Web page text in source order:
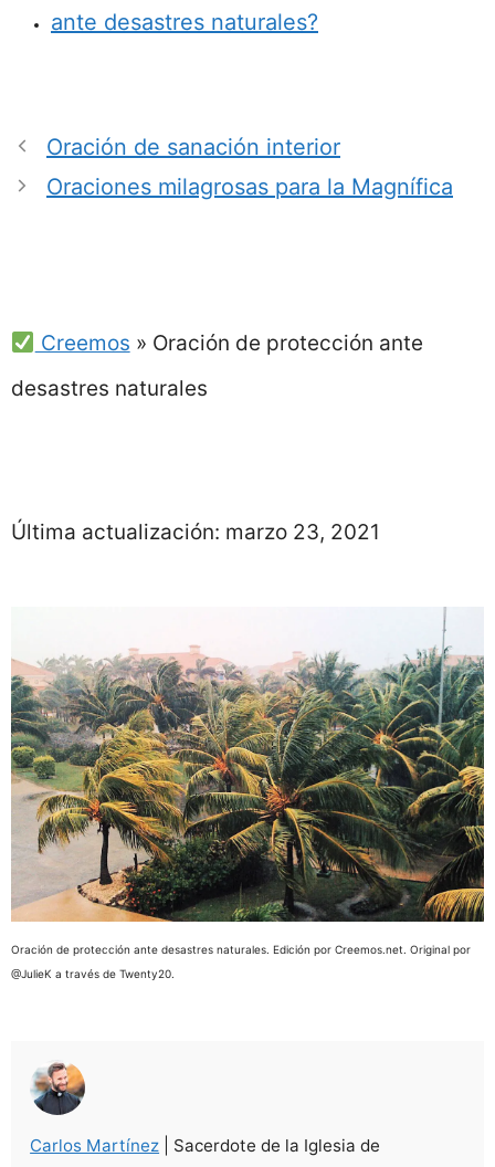
ante desastres naturales?
Oración de sanación interior
Oraciones milagrosas para la Magnífica
Creemos » Oración de protección ante
desastres naturales
Última actualización: marzo 23, 2021
Oración de protección ante desastres naturales. Edición por Creemos.net. Original por
@JulieK a través de Twenty20.
Carlos Martínez | Sacerdote de la Iglesia de